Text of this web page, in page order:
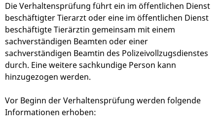
Die Verhaltensprüfung führt ein im öffentlichen Dienst
beschäftigter Tierarzt oder eine im öffentlichen Dienst
beschäftigte Tierärztin gemeinsam mit einem
sachverständigen Beamten oder einer
sachverständigen Beamtin des Polizeivollzugsdienstes
durch. Eine weitere sachkundige Person kann
hinzugezogen werden.
Vor Beginn der Verhaltensprüfung werden folgende
Informationen erhoben: